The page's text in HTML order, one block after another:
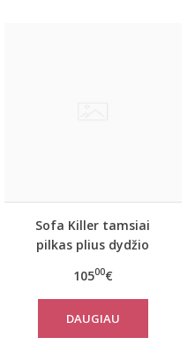
Sofa Killer tamsiai
pilkas plius dydžio
10500€
DAUGIAU